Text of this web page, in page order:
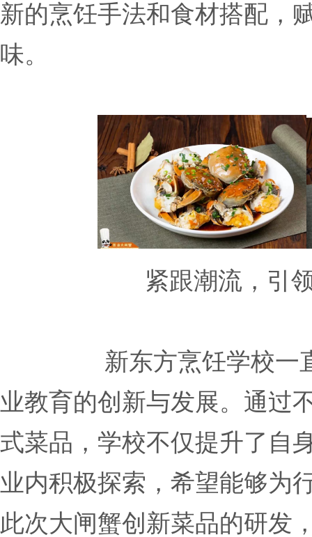
新的烹饪手法和食材搭配，
味。
紧跟潮流，引
新东方烹饪学校一
业教育的创新与发展。通过
式菜品，学校不仅提升了自
业内积极探索，希望能够为
此次大闸蟹创新菜品的研发